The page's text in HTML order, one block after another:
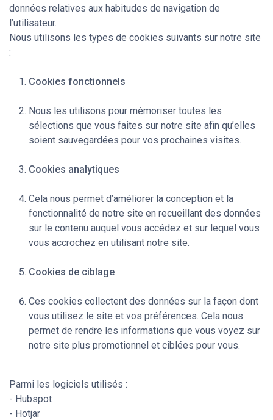
données relatives aux habitudes de navigation de
l’utilisateur.
Nous utilisons les types de cookies suivants sur notre site
:
Cookies fonctionnels
Nous les utilisons pour mémoriser toutes les
sélections que vous faites sur notre site afin qu’elles
soient sauvegardées pour vos prochaines visites.
Cookies analytiques
Cela nous permet d’améliorer la conception et la
fonctionnalité de notre site en recueillant des données
sur le contenu auquel vous accédez et sur lequel vous
vous accrochez en utilisant notre site.
Cookies de ciblage
Ces cookies collectent des données sur la façon dont
vous utilisez le site et vos préférences. Cela nous
permet de rendre les informations que vous voyez sur
notre site plus promotionnel et ciblées pour vous.
Parmi les logiciels utilisés :
- Hubspot
- Hotjar